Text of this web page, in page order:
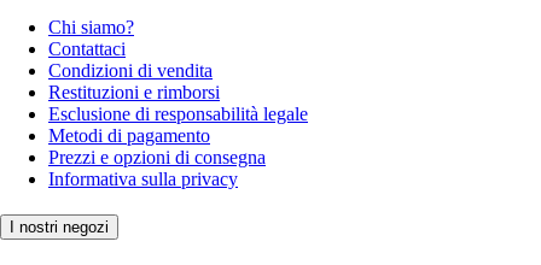
Chi siamo?
Contattaci
Condizioni di vendita
Restituzioni e rimborsi
Esclusione di responsabilità legale
Metodi di pagamento
Prezzi e opzioni di consegna
Informativa sulla privacy
I nostri negozi